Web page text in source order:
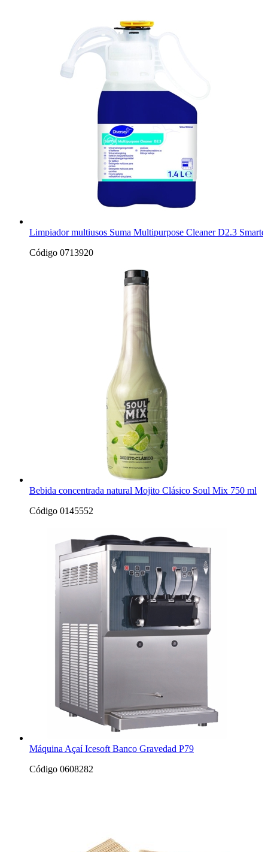
Limpiador multiusos Suma Multipurpose Cleaner D2.3
Código 0713920
Bebida concentrada natural Mojito Clásico Soul Mix 750 ml
Código 0145552
Máquina Açaí Icesoft Banco Gravedad P79
Código 0608282